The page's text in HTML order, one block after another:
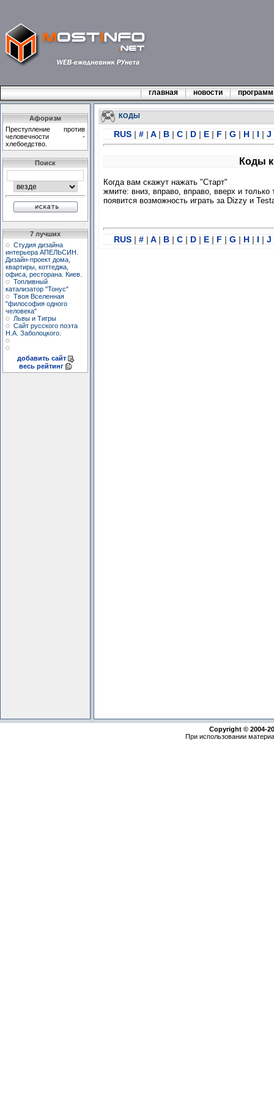
главная новости
Афоризм
Преступление против
человечности -
хлебоедство.
Поиск
7 лучших
Студия дизайна
интерьера АПЕЛЬСИН.
Дизайн-проект дома,
квартиры, коттеджа,
офиса, ресторана. Киев.
Топливный
катализатор "Тонус"
Твоя Вселенная
"философия одного
человека"
Львы и Тигры
Сайт русского поэта
Н.А. Заболоцкого.
добавить сайт
весь рейтинг
КОДЫ
RUS | # | A | B | C | D | E | F | G | H | I | J
Коды
Когда вам скажут нажать "Старт"
жмите: вниз, вправо, вправо, вверх и только
появится возможность играть за Dizzy и
RUS | # | A | B | C | D | E | F | G | H | I | J
Copyright © 2004-
При использовании